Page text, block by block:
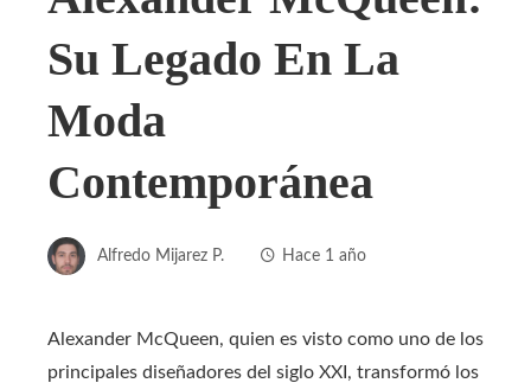
Su Legado En La
Moda
Contemporánea
Alfredo Mijarez P. Hace 1 año
Alexander McQueen, quien es visto como uno de los
principales diseñadores del siglo XXI, transformó los